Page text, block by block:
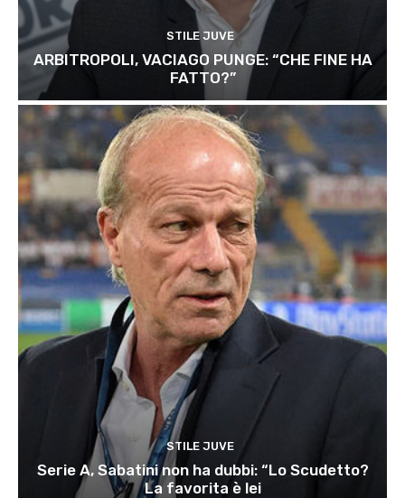
STILE JUVE
ARBITROPOLI, VACIAGO PUNGE: “CHE FINE HA
FATTO?”
STILE JUVE
Serie A, Sabatini non ha dubbi: “Lo Scudetto?
La favorita è lei